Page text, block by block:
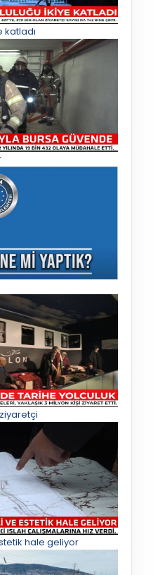
katladı
hale geliyor